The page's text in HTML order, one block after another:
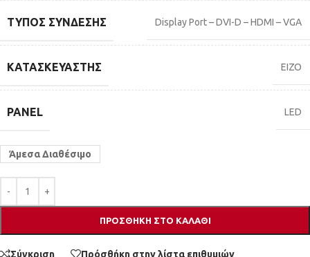
ΤΎΠΟΣ ΣΎΝΔΕΣΗΣ Display Port – DVI-D – HDMI – VGA
ΚΑΤΑΣΚΕΥΑΣΤΉΣ EIZO
PANEL LED
Άμεσα Διαθέσιμο
ΠΡΟΣΘΉΚΗ ΣΤΟ ΚΑΛΆΘΙ
Σύγκριση Πρόσθήκη στην λίστα επιθυμιών